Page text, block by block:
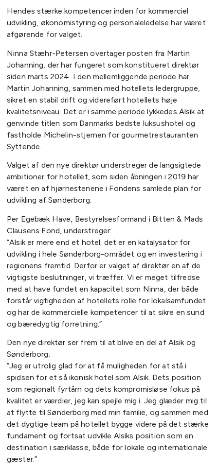
Hendes stærke kompetencer inden for kommerciel
udvikling, økonomistyring og personaleledelse har været
afgørende for valget.
Ninna Stæhr-Petersen overtager posten fra Martin
Johanning, der har fungeret som konstitueret direktør
siden marts 2024. I den mellemliggende periode har
Martin Johanning, sammen med hotellets ledergruppe,
sikret en stabil drift og videreført hotellets høje
kvalitetsniveau. Det er i samme periode lykkedes Alsik at
genvinde titlen som Danmarks bedste luksushotel og
fastholde Michelin-stjernen for gourmetrestauranten
Syttende.
Valget af den nye direktør understreger de langsigtede
ambitioner for hotellet, som siden åbningen i 2019 har
været en af hjørnestenene i Fondens samlede plan for
udvikling af Sønderborg.
Per Egebæk Have, Bestyrelsesformand i Bitten & Mads
Clausens Fond, understreger:
”Alsik er mere end et hotel; det er en katalysator for
udvikling i hele Sønderborg-området og en investering i
regionens fremtid. Derfor er valget af direktør en af de
vigtigste beslutninger, vi træffer. Vi er meget tilfredse
med at have fundet en kapacitet som Ninna, der både
forstår vigtigheden af hotellets rolle for lokalsamfundet
og har de kommercielle kompetencer til at sikre en sund
og bæredygtig forretning.”
Den nye direktør ser frem til at blive en del af Alsik og
Sønderborg:
”Jeg er utrolig glad for at få muligheden for at stå i
spidsen for et så ikonisk hotel som Alsik. Dets position
som regionalt fyrtårn og dets kompromisløse fokus på
kvalitet er værdier, jeg kan spejle mig i. Jeg glæder mig til
at flytte til Sønderborg med min familie, og sammen med
det dygtige team på hotellet bygge videre på det stærke
fundament og fortsat udvikle Alsiks position som en
destination i særklasse, både for lokale og internationale
gæster.”